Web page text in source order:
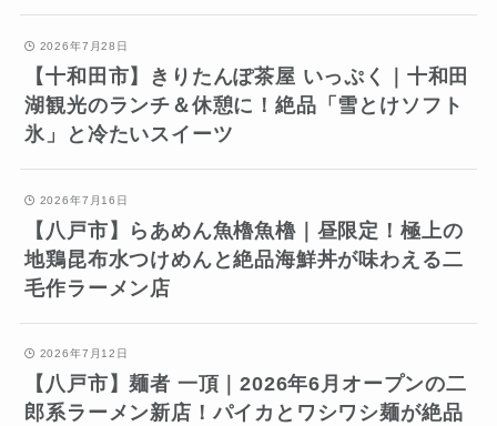
2026年7月28日
【十和田市】きりたんぽ茶屋 いっぷく｜十和田
湖観光のランチ＆休憩に！絶品「雪とけソフト
氷」と冷たいスイーツ
2026年7月16日
【八戸市】らあめん魚櫓魚櫓｜昼限定！極上の
地鶏昆布水つけめんと絶品海鮮丼が味わえる二
毛作ラーメン店
2026年7月12日
【八戸市】麺者 一頂｜2026年6月オープンの二
郎系ラーメン新店！パイカとワシワシ麺が絶品